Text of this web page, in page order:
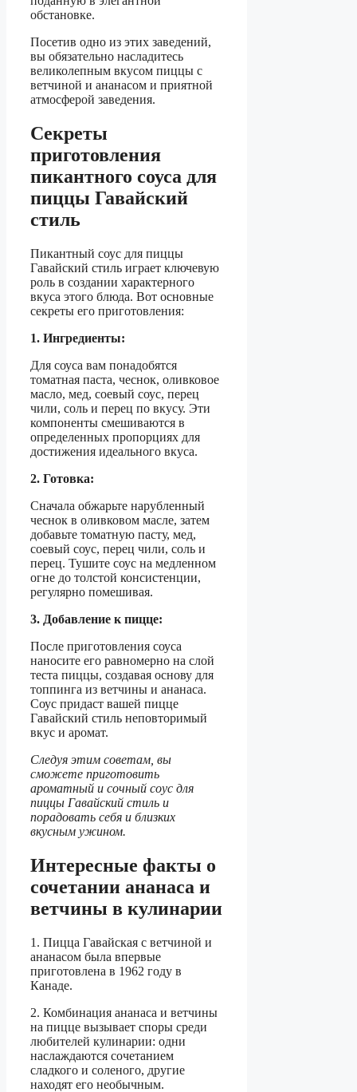
обстановке.
Посетив одно из этих заведений,
вы обязательно насладитесь
великолепным вкусом пиццы с
ветчиной и ананасом и приятной
атмосферой заведения.
Секреты
приготовления
пикантного соуса для
пиццы Гавайский
стиль
Пикантный соус для пиццы
Гавайский стиль играет ключевую
роль в создании характерного
вкуса этого блюда. Вот основные
секреты его приготовления:
1. Ингредиенты:
Для соуса вам понадобятся
томатная паста, чеснок, оливковое
масло, мед, соевый соус, перец
чили, соль и перец по вкусу. Эти
компоненты смешиваются в
определенных пропорциях для
достижения идеального вкуса.
2. Готовка:
Сначала обжарьте нарубленный
чеснок в оливковом масле, затем
добавьте томатную пасту, мед,
соевый соус, перец чили, соль и
перец. Тушите соус на медленном
огне до толстой консистенции,
регулярно помешивая.
3. Добавление к пицце:
После приготовления соуса
наносите его равномерно на слой
теста пиццы, создавая основу для
топпинга из ветчины и ананаса.
Соус придаст вашей пицце
Гавайский стиль неповторимый
вкус и аромат.
Следуя этим советам, вы
сможете приготовить
ароматный и сочный соус для
пиццы Гавайский стиль и
порадовать себя и близких
вкусным ужином.
Интересные факты о
сочетании ананаса и
ветчины в кулинарии
1. Пицца Гавайская с ветчиной и
ананасом была впервые
приготовлена в 1962 году в
Канаде.
2. Комбинация ананаса и ветчины
на пицце вызывает споры среди
любителей кулинарии: одни
наслаждаются сочетанием
сладкого и соленого, другие
находят его необычным.